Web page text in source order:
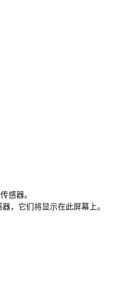
感器。
，它们将显示在此屏幕上。